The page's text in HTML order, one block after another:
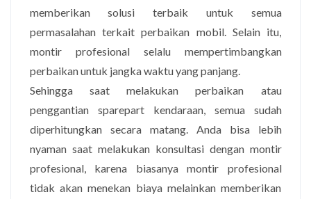
memberikan solusi terbaik untuk semua
permasalahan terkait perbaikan mobil. Selain itu,
montir profesional selalu mempertimbangkan
perbaikan untuk jangka waktu yang panjang.
Sehingga saat melakukan perbaikan atau
penggantian sparepart kendaraan, semua sudah
diperhitungkan secara matang. Anda bisa lebih
nyaman saat melakukan konsultasi dengan montir
profesional, karena biasanya montir profesional
tidak akan menekan biaya melainkan memberikan